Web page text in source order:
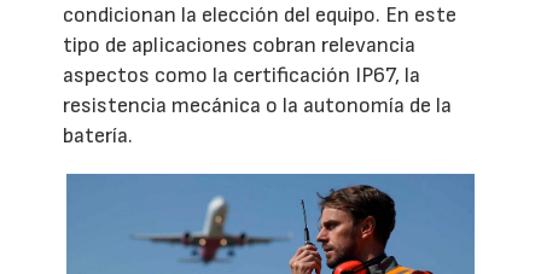
condicionan la elección del equipo. En este
tipo de aplicaciones cobran relevancia
aspectos como la certificación IP67, la
resistencia mecánica o la autonomía de la
batería.